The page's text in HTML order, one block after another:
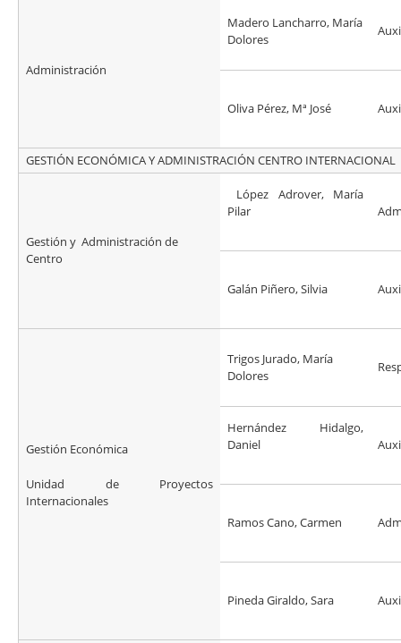
Administración
Madero Lancharro, María
Dolores
Oliva Pérez, Mª José
GESTIÓN ECONÓMICA Y ADMINISTRACIÓN CENTRO INTERNACIONAL
Gestión y Administración de
Centro
López Adrover, María
Pilar
Galán Piñero, Silvia
Gestión Económica
Unidad de Proyectos
Internacionales
Trigos Jurado, María
Dolores
Hernández Hidalgo,
Daniel
Ramos Cano, Carmen
Pineda Giraldo, Sara